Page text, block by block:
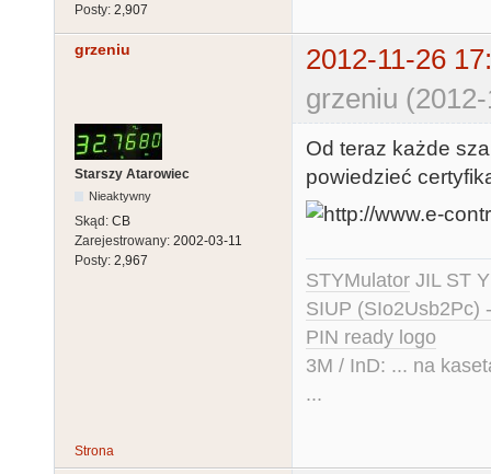
Posty: 2,907
grzeniu
2012-11-26
grzeniu
Starszy Atarowiec
Nieaktywny
Skąd: CB
Zarejestrowany: 2002-03-11
Posty: 2,967
Od teraz każde
powiedzieć
STYMulator JIL ST
SIUP (SIo2Usb2Pc)
PIN ready logo
3M / InD: ... na
...
Strona